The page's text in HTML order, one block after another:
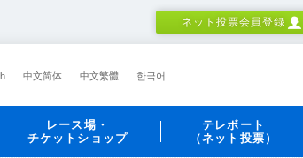
ネット投票会員登録
中文简体 中文繁體 한국어
レース場・
チケットショップ
テレボート
（ネット投票）